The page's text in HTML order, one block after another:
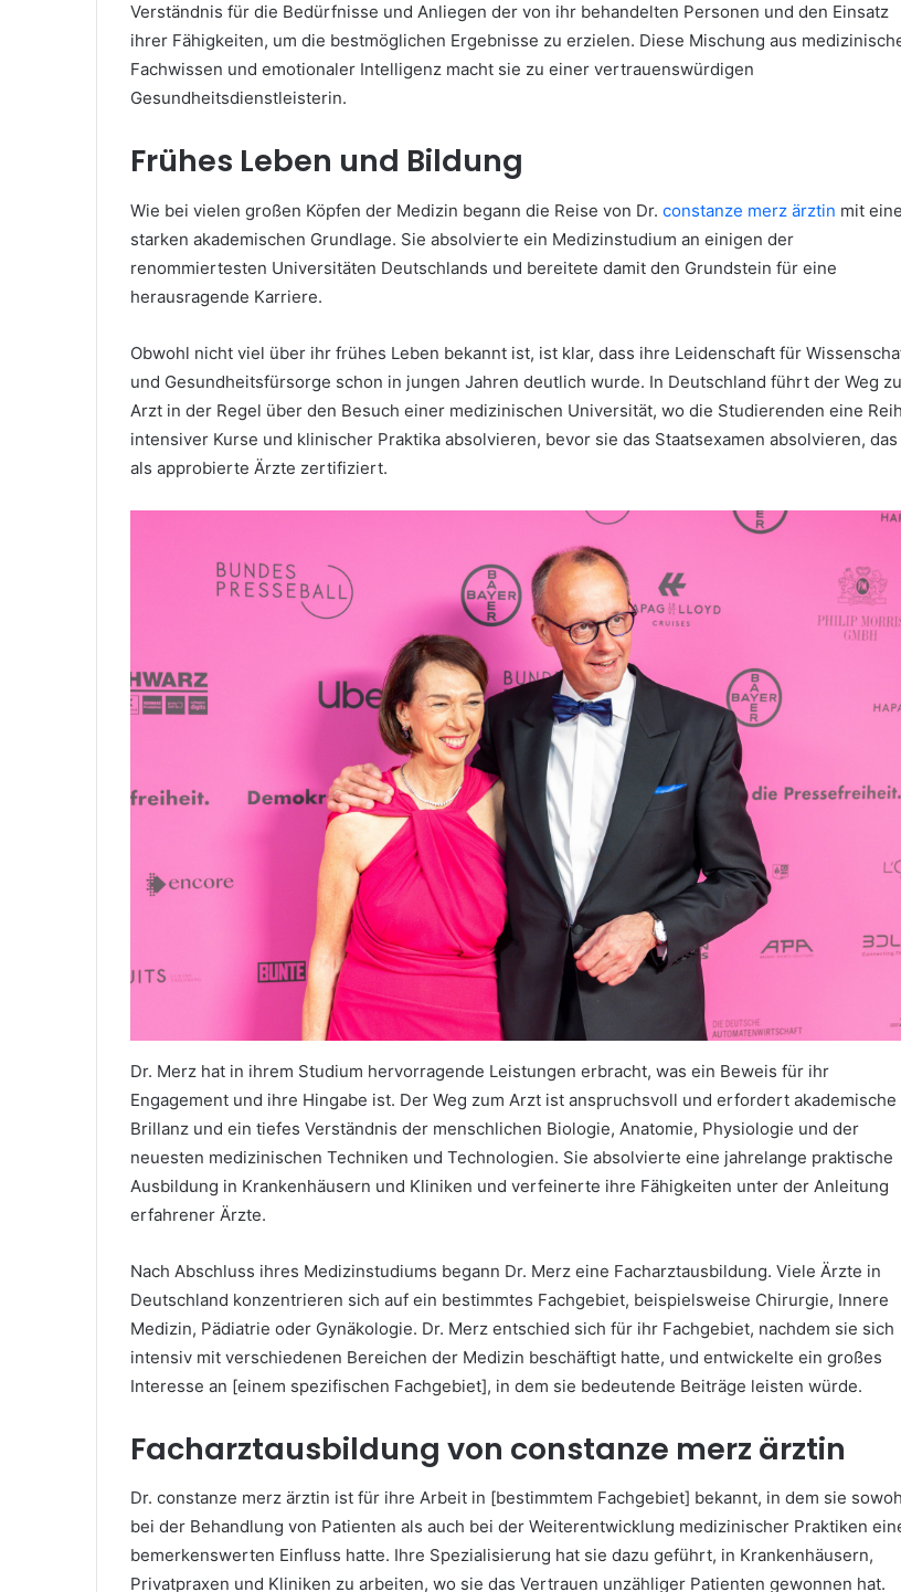
Verständnis für die Bedürfnisse und Anliegen der von ihr behandelten Personen und den Einsatz
ihrer Fähigkeiten, um die bestmöglichen Ergebnisse zu erzielen. Diese Mischung aus
Fachwissen und emotionaler Intelligenz macht sie zu einer vertrauenswürdigen
Gesundheitsdienstleisterin.
Frühes Leben und Bildung
Wie bei vielen großen Köpfen der Medizin begann die Reise von Dr. constanze merz ärztin mit
starken akademischen Grundlage. Sie absolvierte ein Medizinstudium an einigen der
renommiertesten Universitäten Deutschlands und bereitete damit den Grundstein für eine
herausragende Karriere.
Obwohl nicht viel über ihr frühes Leben bekannt ist, ist klar, dass ihre Leidenschaft für
und Gesundheitsfürsorge schon in jungen Jahren deutlich wurde. In Deutschland führt der Weg
Arzt in der Regel über den Besuch einer medizinischen Universität, wo die Studierenden eine
intensiver Kurse und klinischer Praktika absolvieren, bevor sie das Staatsexamen absolvieren, das
als approbierte Ärzte zertifiziert.
Dr. Merz hat in ihrem Studium hervorragende Leistungen erbracht, was ein Beweis für ihr
Engagement und ihre Hingabe ist. Der Weg zum Arzt ist anspruchsvoll und erfordert akademische
Brillanz und ein tiefes Verständnis der menschlichen Biologie, Anatomie, Physiologie und der
neuesten medizinischen Techniken und Technologien. Sie absolvierte eine jahrelange praktische
Ausbildung in Krankenhäusern und Kliniken und verfeinerte ihre Fähigkeiten unter der Anleitung
erfahrener Ärzte.
Nach Abschluss ihres Medizinstudiums begann Dr. Merz eine Facharztausbildung. Viele Ärzte in
Deutschland konzentrieren sich auf ein bestimmtes Fachgebiet, beispielsweise Chirurgie, Innere
Medizin, Pädiatrie oder Gynäkologie. Dr. Merz entschied sich für ihr Fachgebiet, nachdem sie sich
intensiv mit verschiedenen Bereichen der Medizin beschäftigt hatte, und entwickelte ein großes
Interesse an [einem spezifischen Fachgebiet], in dem sie bedeutende Beiträge leisten würde.
Facharztausbildung von constanze merz ärztin
Dr. constanze merz ärztin ist für ihre Arbeit in [bestimmtem Fachgebiet] bekannt, in dem sie
bei der Behandlung von Patienten als auch bei der Weiterentwicklung medizinischer Praktiken
bemerkenswerten Einfluss hatte. Ihre Spezialisierung hat sie dazu geführt, in Krankenhäusern,
Privatpraxen und Kliniken zu arbeiten, wo sie das Vertrauen unzähliger Patienten gewonnen hat.